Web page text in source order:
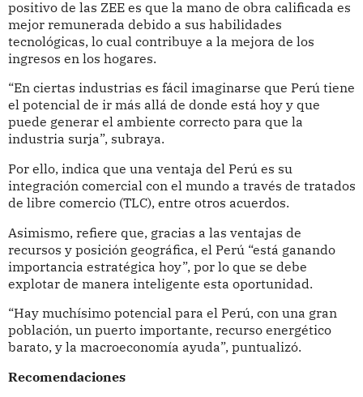
positivo de las ZEE es que la mano de obra calificada es
mejor remunerada debido a sus habilidades
tecnológicas, lo cual contribuye a la mejora de los
ingresos en los hogares.
“En ciertas industrias es fácil imaginarse que Perú tiene
el potencial de ir más allá de donde está hoy y que
puede generar el ambiente correcto para que la
industria surja”, subraya.
Por ello, indica que una ventaja del Perú es su
integración comercial con el mundo a través de tratados
de libre comercio (TLC), entre otros acuerdos.
Asimismo, refiere que, gracias a las ventajas de
recursos y posición geográfica, el Perú “está ganando
importancia estratégica hoy”, por lo que se debe
explotar de manera inteligente esta oportunidad.
“Hay muchísimo potencial para el Perú, con una gran
población, un puerto importante, recurso energético
barato, y la macroeconomía ayuda”, puntualizó.
Recomendaciones